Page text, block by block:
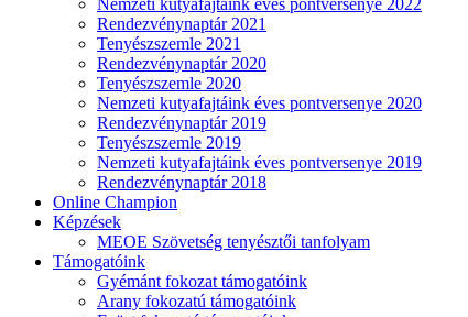
Nemzeti kutyafajtáink éves pontversenye 2022
Rendezvénynaptár 2021
Tenyészszemle 2021
Rendezvénynaptár 2020
Tenyészszemle 2020
Nemzeti kutyafajtáink éves pontversenye 2020
Rendezvénynaptár 2019
Tenyészszemle 2019
Nemzeti kutyafajtáink éves pontversenye 2019
Rendezvénynaptár 2018
Online Champion
Képzések
MEOE Szövetség tenyésztői tanfolyam
Támogatóink
Gyémánt fokozat támogatóink
Arany fokozatú támogatóink